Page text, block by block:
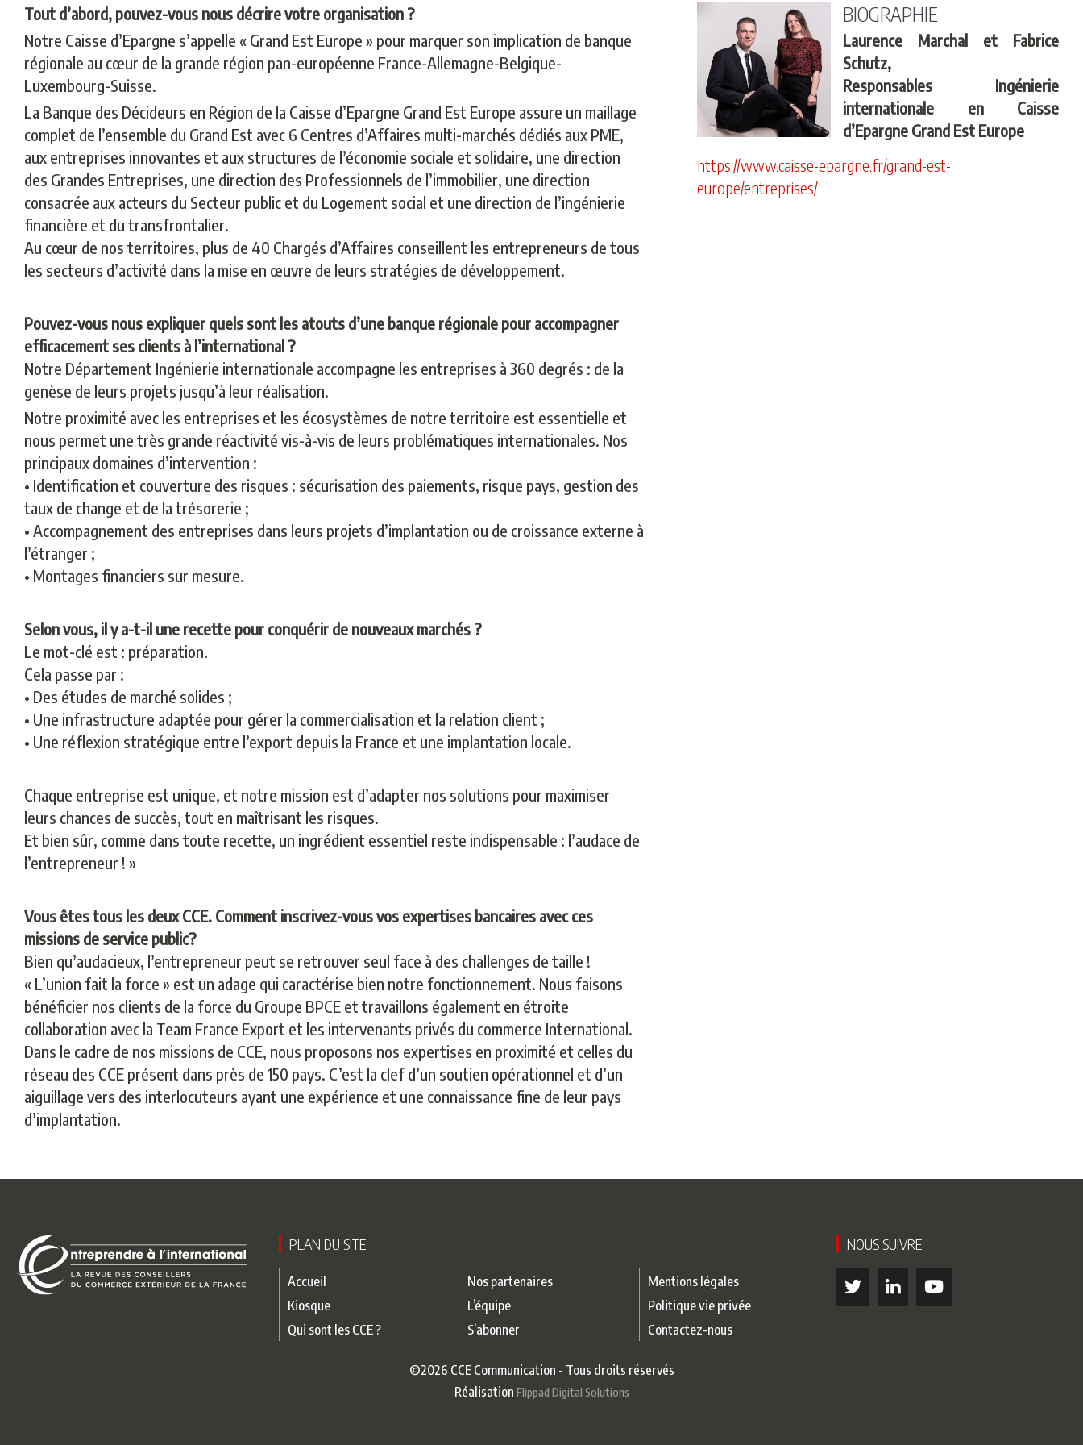
Tout d’abord, pouvez-vous nous décrire votre organisation ?
Notre Caisse d’Epargne s’appelle « Grand Est Europe » pour marquer son implication de banque
régionale au cœur de la grande région pan-européenne France-Allemagne-Belgique-
Luxembourg-Suisse.
La Banque des Décideurs en Région de la Caisse d’Epargne Grand Est Europe assure un maillage
complet de l’ensemble du Grand Est avec 6 Centres d’Affaires multi-marchés dédiés aux PME,
aux entreprises innovantes et aux structures de l’économie sociale et solidaire, une direction
des Grandes Entreprises, une direction des Professionnels de l’immobilier, une direction
consacrée aux acteurs du Secteur public et du Logement social et une direction de l’ingénierie
financière et du transfrontalier.
Au cœur de nos territoires, plus de 40 Chargés d’Affaires conseillent les entrepreneurs de tous
les secteurs d’activité dans la mise en œuvre de leurs stratégies de développement.
Pouvez-vous nous expliquer quels sont les atouts d’une banque régionale pour accompagner
efficacement ses clients à l’international ?
Notre Département Ingénierie internationale accompagne les entreprises à 360 degrés : de la
genèse de leurs projets jusqu’à leur réalisation.
Notre proximité avec les entreprises et les écosystèmes de notre territoire est essentielle et
nous permet une très grande réactivité vis-à-vis de leurs problématiques internationales. Nos
principaux domaines d’intervention :
• Identification et couverture des risques : sécurisation des paiements, risque pays, gestion des
taux de change et de la trésorerie ;
• Accompagnement des entreprises dans leurs projets d’implantation ou de croissance externe à
l’étranger ;
• Montages financiers sur mesure.
Selon vous, il y a-t-il une recette pour conquérir de nouveaux marchés ?
Le mot-clé est : préparation.
Cela passe par :
• Des études de marché solides ;
• Une infrastructure adaptée pour gérer la commercialisation et la relation client ;
• Une réflexion stratégique entre l’export depuis la France et une implantation locale.
Chaque entreprise est unique, et notre mission est d’adapter nos solutions pour maximiser
leurs chances de succès, tout en maîtrisant les risques.
Et bien sûr, comme dans toute recette, un ingrédient essentiel reste indispensable : l’audace de
l’entrepreneur ! »
Vous êtes tous les deux CCE. Comment inscrivez-vous vos expertises bancaires avec ces
missions de service public?
Bien qu’audacieux, l’entrepreneur peut se retrouver seul face à des challenges de taille !
« L’union fait la force » est un adage qui caractérise bien notre fonctionnement. Nous faisons
bénéficier nos clients de la force du Groupe BPCE et travaillons également en étroite
collaboration avec la Team France Export et les intervenants privés du commerce International.
Dans le cadre de nos missions de CCE, nous proposons nos expertises en proximité et celles du
réseau des CCE présent dans près de 150 pays. C’est la clef d’un soutien opérationnel et d’un
aiguillage vers des interlocuteurs ayant une expérience et une connaissance fine de leur pays
d’implantation.
BIOGRAPHIE
Laurence Marchal et Fabrice
Schutz,
Responsables Ingénierie
internationale en Caisse
d’Epargne Grand Est Europe
https://www.caisse-epargne.fr/grand-est-
europe/entreprises/
PLAN DU SITE
Accueil
Kiosque
Qui sont les CCE ?
Nos partenaires
L’équipe
S’abonner
Mentions légales
Politique vie privée
Contactez-nous
NOUS SUIVRE
©2026 CCE Communication - Tous droits réservés
Réalisation Flippad Digital Solutions